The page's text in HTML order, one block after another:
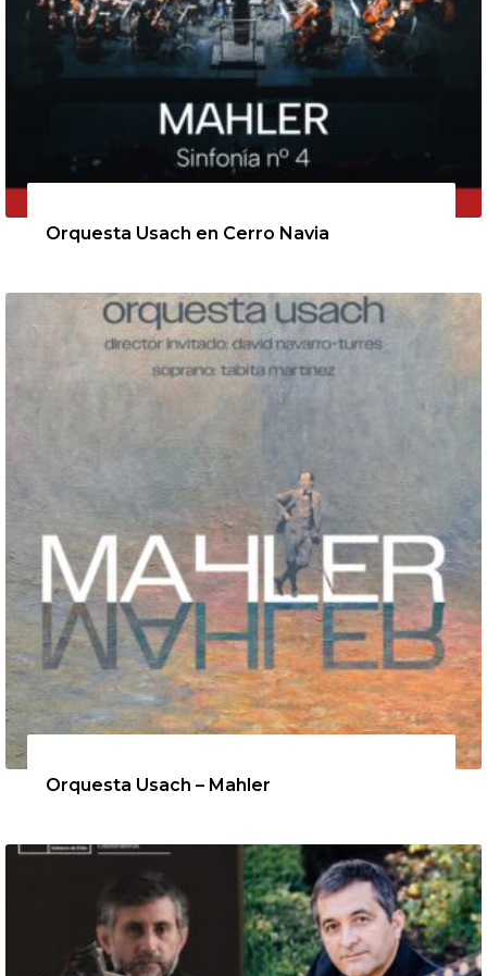
Orquesta Usach en Cerro Navia
Orquesta Usach – Mahler